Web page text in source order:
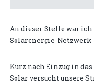
An dieser Stelle war ich
Solarenergie-Netzwerk
Kurz nach Einzug in
Solar versucht unsere